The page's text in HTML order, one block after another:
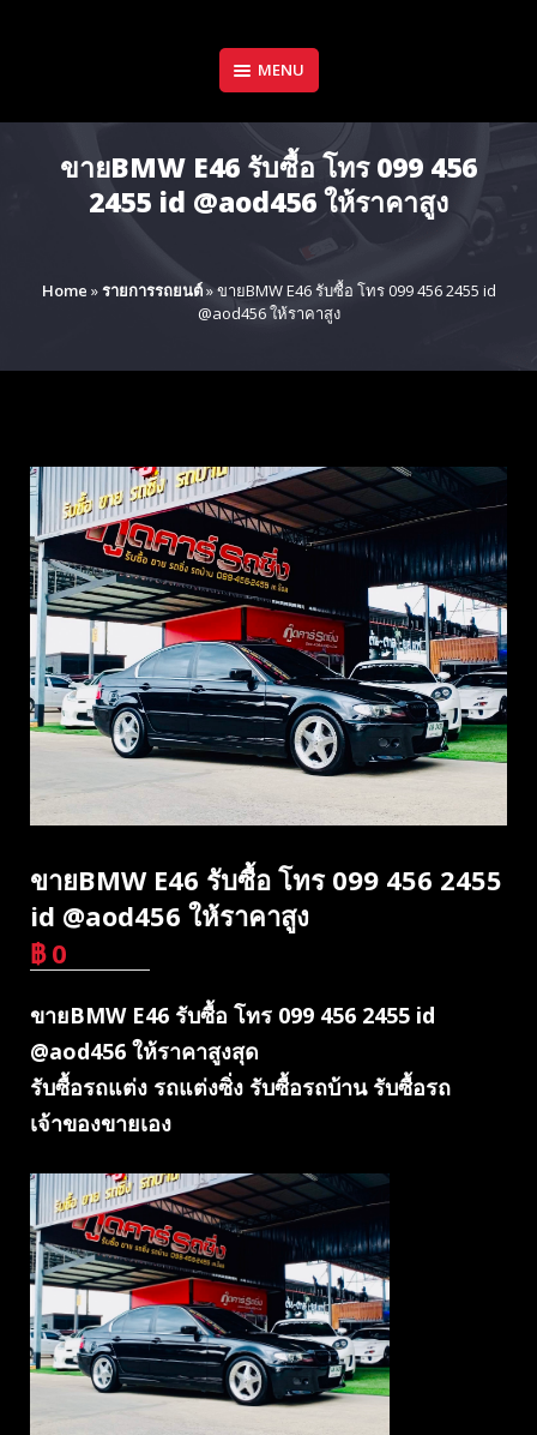
MENU
ขายBMW E46 รับซื้อ โทร 099 456
2455 id @aod456 ให้ราคาสูง
Home »รายการรถยนต์»ขายBMW E46 รับซื้อ โทร 099 456 2455 id
@aod456 ให้ราคาสูง
ขายBMW E46 รับซื้อ โทร 099 456 2455
id @aod456 ให้ราคาสูง
฿ 0
ขายBMW E46 รับซื้อ โทร 099 456 2455 id
@aod456 ให้ราคาสูงสุด
รับซื้อรถแต่ง รถแต่งซิ่ง รับซื้อรถบ้าน รับซื้อรถ
เจ้าของขายเอง